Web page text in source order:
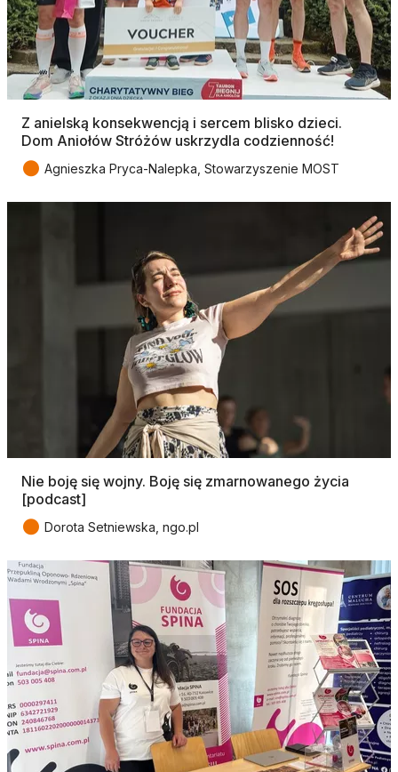
Z anielską konsekwencją i sercem blisko dzieci.
Dom Aniołów Stróżów uskrzydla codzienność!
● Agnieszka Pryca-Nalepka, Stowarzyszenie MOST
Nie boję się wojny. Boję się zmarnowanego życia
[podcast]
● Dorota Setniewska, ngo.pl